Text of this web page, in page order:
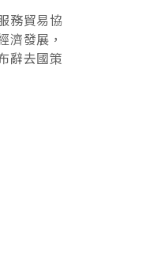
務貿易協
濟發展，
辭去國策